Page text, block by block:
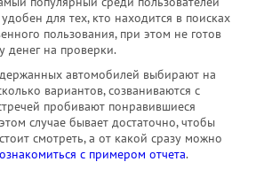
для тех, кто находится в поисках
пользования, при этом не готов
денег на проверки.
автомобилей выбирают на
вариантов, созваниваются с
пробивают понравившиеся
случае бывает достаточно, чтобы
смотреть, а от какой сразу можно
ознакомиться с примером отчета.